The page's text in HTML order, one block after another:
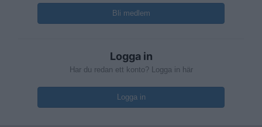
Bli medlem
Logga in
Har du redan ett konto? Logga in här
Logga in